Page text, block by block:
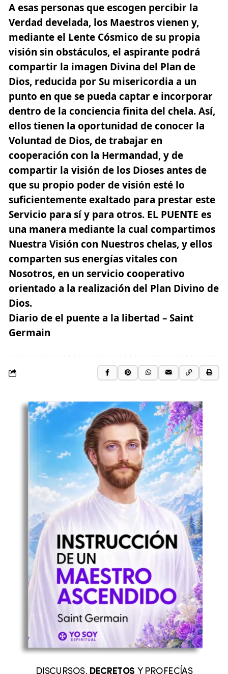
A esas personas que escogen percibir la
Verdad develada, los Maestros vienen y,
mediante el Lente Cósmico de su propia
visión sin obstáculos, el aspirante podrá
compartir la imagen Divina del Plan de
Dios, reducida por Su misericordia a un
punto en que se pueda captar e incorporar
dentro de la conciencia finita del chela. Así,
ellos tienen la oportunidad de conocer la
Voluntad de Dios, de trabajar en
cooperación con la Hermandad, y de
compartir la visión de los Dioses antes de
que su propio poder de visión esté lo
suficientemente exaltado para prestar este
Servicio para sí y para otros. EL PUENTE es
una manera mediante la cual compartimos
Nuestra Visión con Nuestros chelas, y ellos
comparten sus energías vitales con
Nosotros, en un servicio cooperativo
orientado a la realización del Plan Divino de
Dios.
Diario de el puente a la libertad – Saint
Germain
DISCURSOS, DECRETOS Y PROFECÍAS